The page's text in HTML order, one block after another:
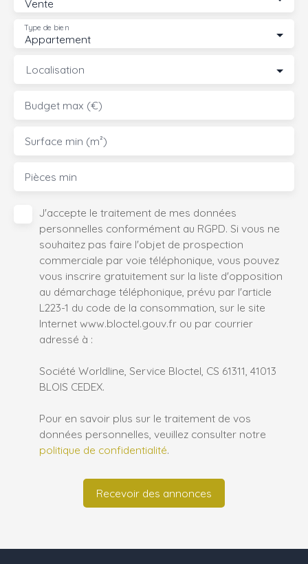
Vente
Appartement
Type de bien
Localisation
Budget max (€)
Surface min (m²)
Pièces min
J'accepte le traitement de mes données
personnelles conformément au RGPD. Si vous ne
souhaitez pas faire l'objet de prospection
commerciale par voie téléphonique, vous pouvez
vous inscrire gratuitement sur la liste d'opposition
au démarchage téléphonique, prévu par l'article
L223-1 du code de la consommation, sur le site
Internet www.bloctel.gouv.fr ou par courrier
adressé à :
Société Worldline, Service Bloctel, CS 61311, 41013
BLOIS CEDEX.
Pour en savoir plus sur le traitement de vos
données personnelles, veuillez consulter notre
politique de confidentialité.
Recevoir des annonces